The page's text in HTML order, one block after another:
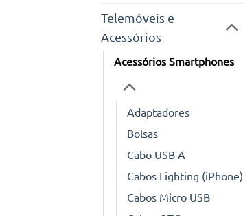
Telemóveis e
Acessórios
Acessórios Smartphones
Adaptadores
Bolsas
Cabo USB A
Cabos Lighting (iPhone)
Cabos Micro USB